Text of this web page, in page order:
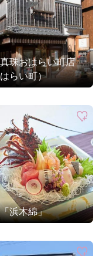
珠おはらい町店
はらい町）
浜木綿」